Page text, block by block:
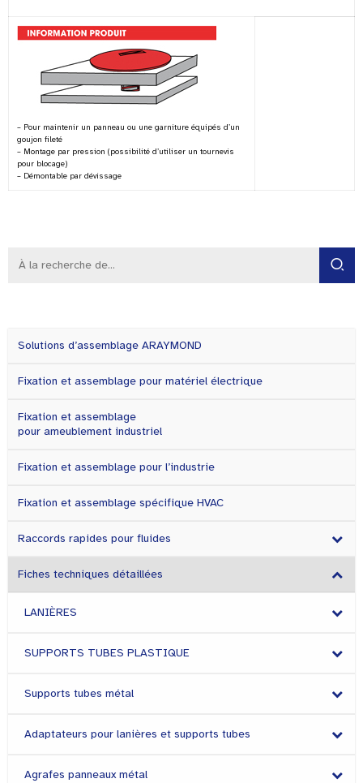
– Pour maintenir un panneau ou une garniture équipés d’un
goujon fileté
– Montage par pression (possibilité d’utiliser un tournevis
pour blocage)
– Démontable par dévissage
Solutions d’assemblage ARAYMOND
Fixation et assemblage pour matériel électrique
Fixation et assemblage
pour ameublement industriel
Fixation et assemblage pour l’industrie
Fixation et assemblage spécifique HVAC
Raccords rapides pour fluides
Fiches techniques détaillées
LANIÈRES
SUPPORTS TUBES PLASTIQUE
Supports tubes métal
Adaptateurs pour lanières et supports tubes
Agrafes panneaux métal